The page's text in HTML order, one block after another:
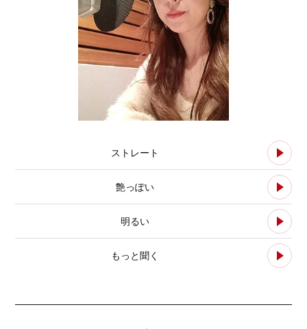
ストレート
艶っぽい
明るい
もっと聞く